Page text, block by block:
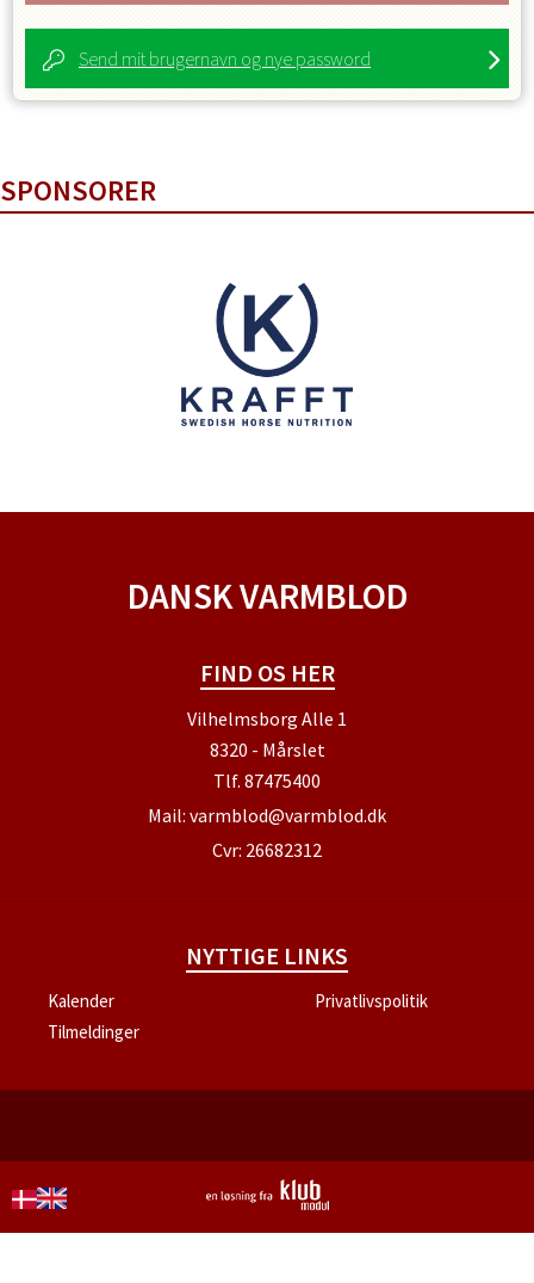
Send mit brugernavn og nye password
SPONSORER
DANSK VARMBLOD
FIND OS HER
Vilhelmsborg Alle 1
8320 - Mårslet
Tlf. 87475400
Mail: varmblod@varmblod.dk
Cvr: 26682312
NYTTIGE LINKS
Kalender
Privatlivspolitik
Tilmeldinger